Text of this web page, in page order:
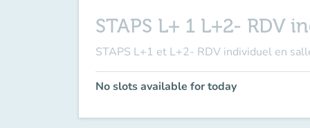
STAPS L+ 1 L+2- RDV
STAPS L+1 et L+2- RDV individuel en
No slots available for today